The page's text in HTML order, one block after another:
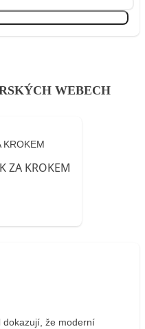
WEBECH
KROKEM
dokazují, že moderní